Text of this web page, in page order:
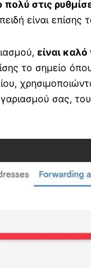
στις
είναι
είναι
το σημείο
σας, του